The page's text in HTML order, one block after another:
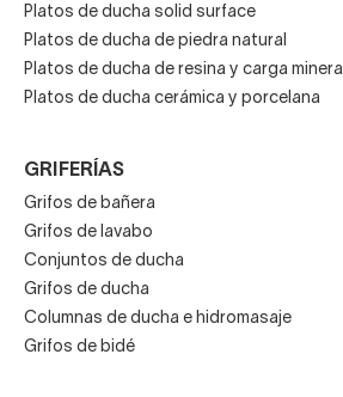
Platos de ducha solid surface
Platos de ducha de piedra natural
Platos de ducha de resina y carga mineral
Platos de ducha cerámica y porcelana
GRIFERÍAS
Grifos de bañera
Grifos de lavabo
Conjuntos de ducha
Grifos de ducha
Columnas de ducha e hidromasaje
Grifos de bidé